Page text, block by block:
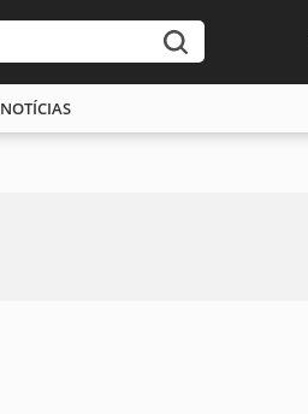
NOTÍCIAS